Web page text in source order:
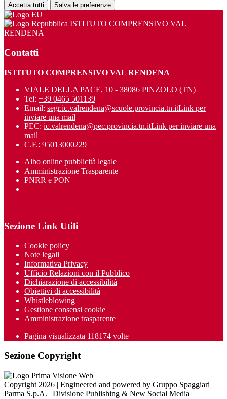
Accetta tutti Salva le preferenze
ISTITUTO COMPRENSIVO VAL
RENDENA
Contatti
ISTITUTO COMPRENSIVO VAL RENDENA
VIALE DELLA PACE, 10 - 38086 PINZOLO (TN)
Tel: +39 0465 501139
Email: segr.ic.valrendena@scuole.provincia.tn.itLink per
inviare una mail
PEC: ic.valrendena@pec.provincia.tn.itLink per inviare una
mail
C.F.: 95013000229
Albo online pubblicità legale
Amministrazione Trasparente
PNRR e PON
Sezione Link Utili
Cookie policy
Note legali
Informativa Privacy
Ufficio Relazioni con il Pubblico
Dichiarazione di accessibilità
Obiettivi di accessibilità
Whistleblowing
Gestione consensi cookie
Amministrazione trasparente
Pagina visualizzata 118174 volte
Sezione Copyright
Copyright 2026 | Engineered and powered by Gruppo Spaggiari
Parma S.p.A. | Divisione Publishing & New Social Media